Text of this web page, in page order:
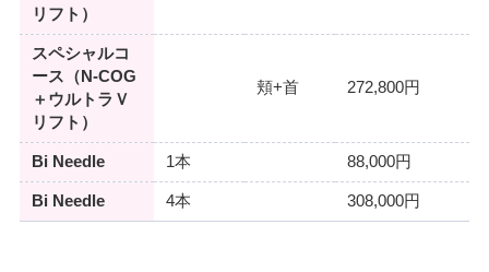
リフト）
スペシャルコ
ース（N-COG
＋ウルトラＶ
リフト）
頬+首 272,800円
Bi Needle 1本 88,000円
Bi Needle 4本 308,000円